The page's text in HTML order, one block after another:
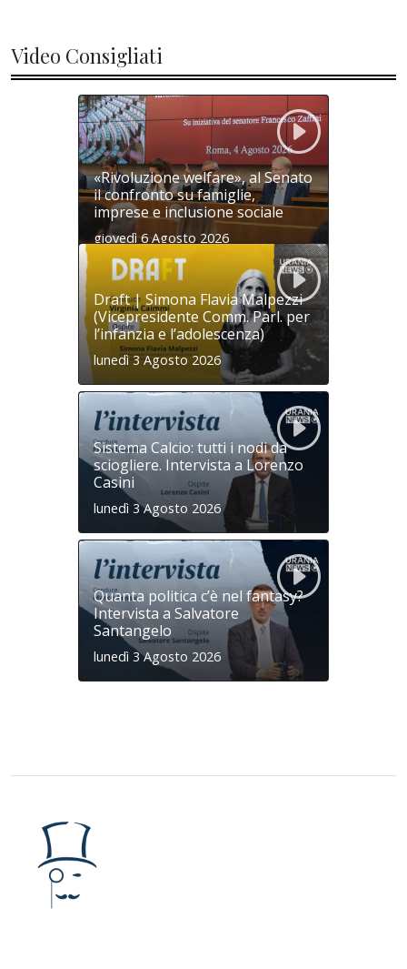
Video Consigliati
«Rivoluzione welfare», al Senato
il confronto su famiglie,
imprese e inclusione sociale
giovedì 6 Agosto 2026
Draft | Simona Flavia Malpezzi
(Vicepresidente Comm. Parl. per
l’infanzia e l’adolescenza)
lunedì 3 Agosto 2026
Sistema Calcio: tutti i nodi da
sciogliere. Intervista a Lorenzo
Casini
lunedì 3 Agosto 2026
Quanta politica c’è nel fantasy?
Intervista a Salvatore
Santangelo
lunedì 3 Agosto 2026